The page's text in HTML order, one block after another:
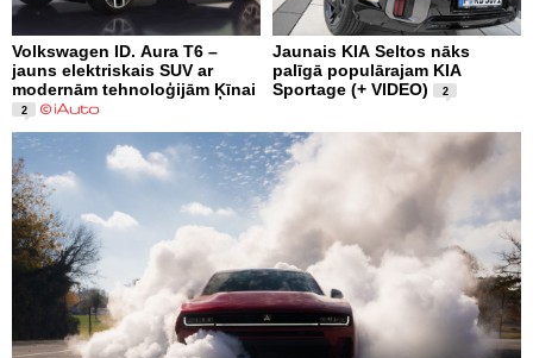
Volkswagen ID. Aura T6 –
jauns elektriskais SUV ar
modernām tehnoloģijām Ķīnai
2
Jaunais KIA Seltos nāks
palīgā populārajam KIA
Sportage (+ VIDEO)
2